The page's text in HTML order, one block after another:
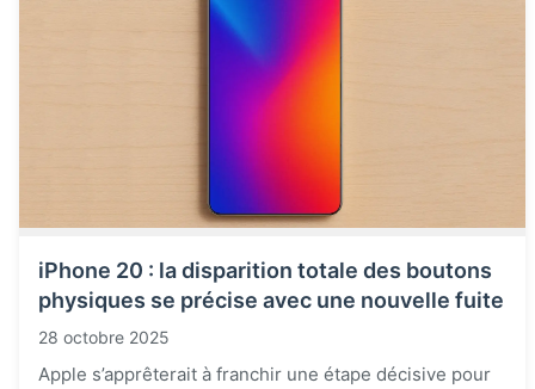
iPhone 20 : la disparition totale des boutons
physiques se précise avec une nouvelle fuite
28 octobre 2025
Apple s’apprêterait à franchir une étape décisive pour